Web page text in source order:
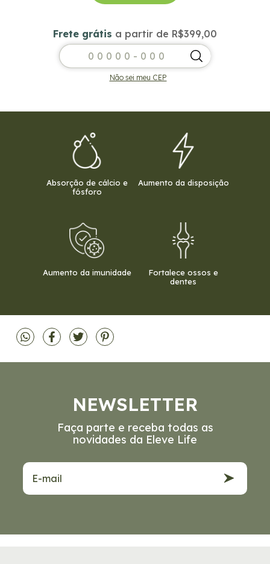
Frete grátis R$399,00
Entregas para o CEP: ALTERAR CEP
Frete grátis a partir de R$399,00
Não sei meu CEP
Absorção de cálcio e
fósforo
Aumento da disposição
Aumento da imunidade
Fortalece ossos e
dentes
NEWSLETTER
Faça parte e receba todas as
novidades da Eleve Life